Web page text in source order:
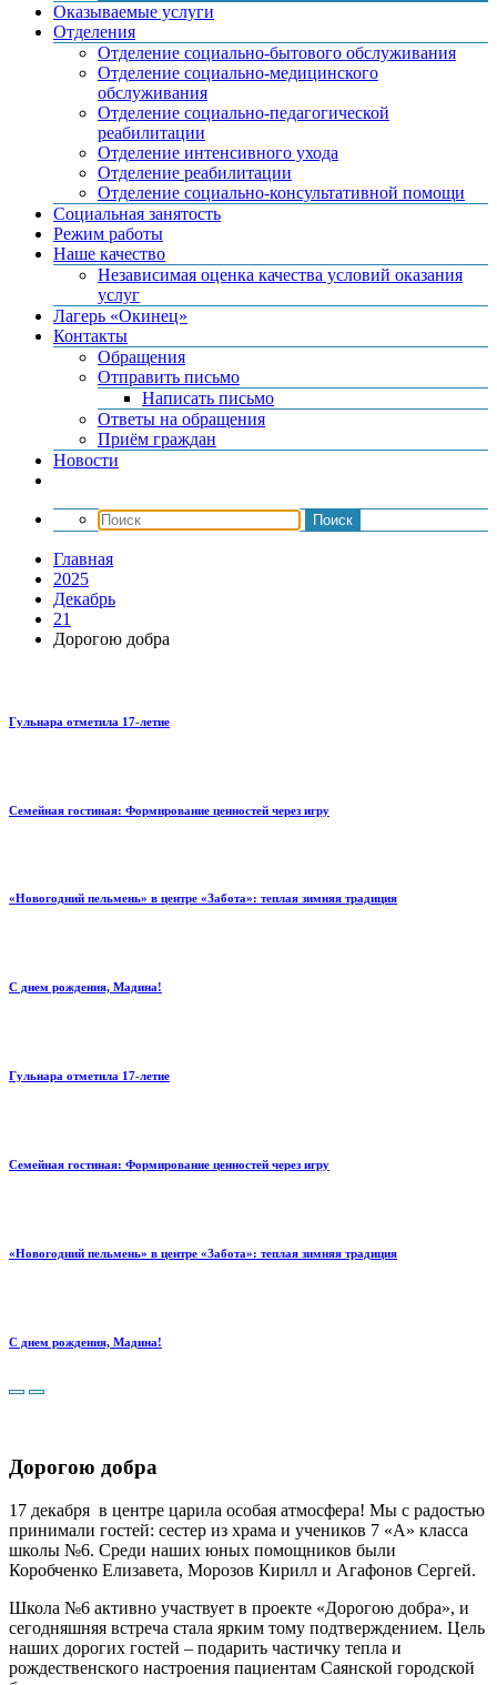
Оказываемые услуги
Отделения
Отделение социально-бытового обслуживания
Отделение социально-медицинского
обслуживания
Отделение социально-педагогической
реабилитации
Отделение интенсивного ухода
Отделение реабилитации
Отделение социально-консультативной помощи
Социальная занятость
Режим работы
Наше качество
Независимая оценка качества условий оказания
услуг
Лагерь «Окинец»
Контакты
Обращения
Отправить письмо
Написать письмо
Ответы на обращения
Приём граждан
Новости
Главная
2025
Декабрь
21
Дорогою добра
Гульнара отметила 17‑летие
Семейная гостиная: Формирование ценностей через игру
«Новогодний пельмень» в центре «Забота»: теплая зимняя традиция
С днем рождения, Мадина!
Гульнара отметила 17‑летие
Семейная гостиная: Формирование ценностей через игру
«Новогодний пельмень» в центре «Забота»: теплая зимняя традиция
С днем рождения, Мадина!
Дорогою добра
17 декабря в центре царила особая атмосфера! Мы с радостью
принимали гостей: сестер из храма и учеников 7 «А» класса
школы №6. Среди наших юных помощников были
Коробченко Елизавета, Морозов Кирилл и Агафонов Сергей.
Школа №6 активно участвует в проекте «Дорогою добра», и
сегодняшняя встреча стала ярким тому подтверждением. Цель
наших дорогих гостей – подарить частичку тепла и
рождественского настроения пациентам Саянской городской